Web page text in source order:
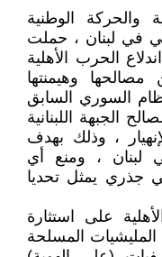
الوطنية
في لبنان ، حملت
الحرب الأهلية
وهيمنتها
السوري السابق
الجبهة اللبنانية
، وذلك بهدف
لبنان ، ومنع أي
جذري يمثل تحديا
على استثارة
المليشيات المسلحة